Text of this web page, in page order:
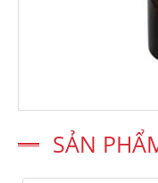
SẢN